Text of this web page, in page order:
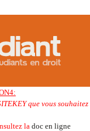
que vous
la doc en ligne